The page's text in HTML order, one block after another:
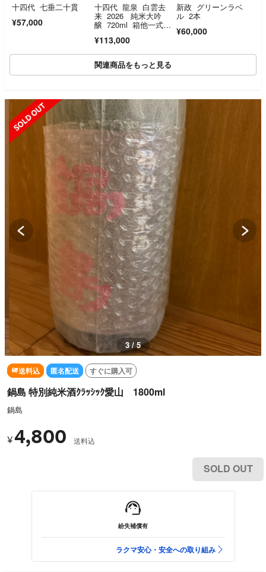
十四代 七垂二十貫
¥57,000
十四代 龍泉 白雲去
来 2026 純米大吟
醸 720ml 箱他一式付
¥113,000
新政 グリーンラベ
ル 2本
¥60,000
関連商品をもっと見る
SOLD OUT
3 / 5
送料込 匿名配送 すぐに購入可
鍋島 特別純米酒ｸﾗｯｼｯｸ愛山 1800ml
鍋島
¥4,800 送料込
SOLD OUT
紛失補償有
ラクマ安心・安全への取り組み